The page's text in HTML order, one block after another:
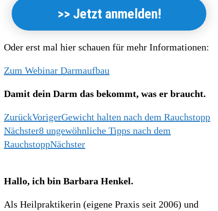
>> Jetzt anmelden!
Oder erst mal hier schauen für mehr Informationen:
Zum Webinar Darmaufbau
Damit dein Darm das bekommt, was er braucht.
ZurückVorigerGewicht halten nach dem Rauchstopp
Nächster8 ungewöhnliche Tipps nach dem
RauchstoppNächster
Hallo, ich bin Barbara Henkel.
Als Heilpraktikerin (eigene Praxis seit 2006) und